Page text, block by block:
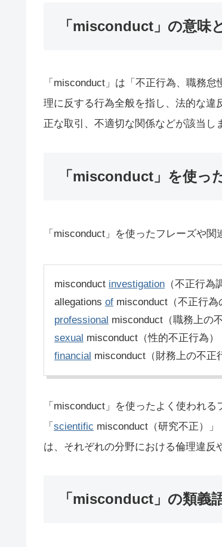
「misconduct」の意味
「misconduct」は「不正行為、職務
理に反する行為全般を指し、法的な違
正な取引、不適切な関係などが該当し
「misconduct」を使っ
「misconduct」を使ったフレーズや関
misconduct investigation （不正行為
allegations of misconduct（不正行為
professional misconduct（職務上の
sexual misconduct（性的不正行為）
financial misconduct（財務上の不正
「misconduct」を使ったよく使われ
「 scientific misconduct（研究不正）
は、それぞれの分野における倫理違反
「misconduct」の類義